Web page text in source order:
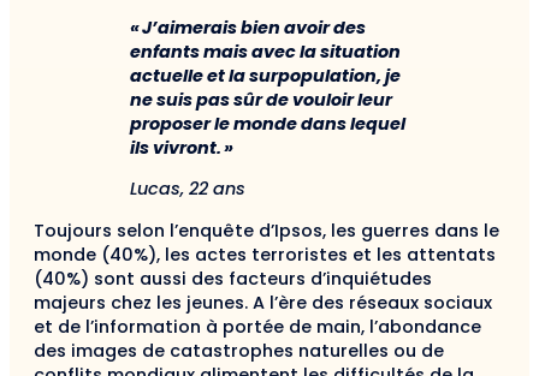
« J’aimerais bien avoir des
enfants mais avec la situation
actuelle et la surpopulation, je
ne suis pas sûr de vouloir leur
proposer le monde dans lequel
ils vivront. »
Lucas, 22 ans
Toujours selon l’enquête d’Ipsos, les guerres dans le
monde (40%), les actes terroristes et les attentats
(40%) sont aussi des facteurs d’inquiétudes
majeurs chez les jeunes. A l’ère des réseaux sociaux
et de l’information à portée de main, l’abondance
des images de catastrophes naturelles ou de